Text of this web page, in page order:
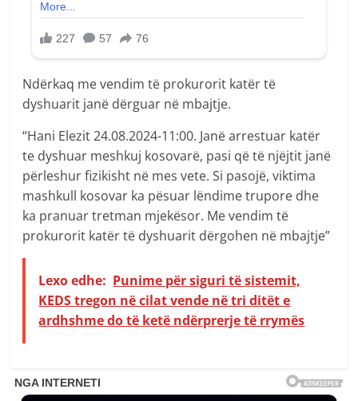
Ndërkaq me vendim të prokurorit katër të
dyshuarit janë dërguar në mbajtje.
“Hani Elezit 24.08.2024-11:00. Janë arrestuar katër
te dyshuar meshkuj kosovarë, pasi që të njëjtit janë
përleshur fizikisht në mes vete. Si pasojë, viktima
mashkull kosovar ka pësuar lëndime trupore dhe
ka pranuar tretman mjekësor. Me vendim të
prokurorit katër të dyshuarit dërgohen në mbajtje”
Lexo edhe: Punime për siguri të sistemit,
KEDS tregon në cilat vende në tri ditët e
ardhshme do të ketë ndërprerje të rrymës